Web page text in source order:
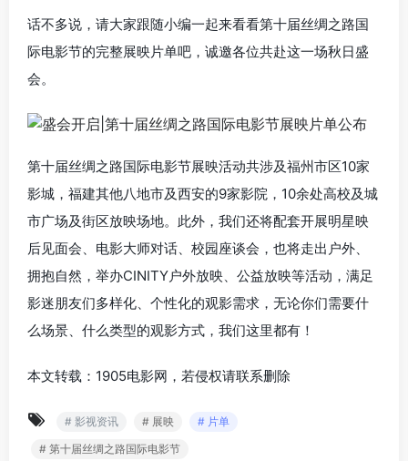
话不多说，请大家跟随小编一起来看看第十届丝绸之路国
际电影节的完整展映片单吧，诚邀各位共赴这一场秋日盛
会。
第十届丝绸之路国际电影节展映活动共涉及福州市区10家
影城，福建其他八地市及西安的9家影院，10余处高校及城
市广场及街区放映场地。此外，我们还将配套开展明星映
后见面会、电影大师对话、校园座谈会，也将走出户外、
拥抱自然，举办CINITY户外放映、公益放映等活动，满足
影迷朋友们多样化、个性化的观影需求，无论你们需要什
么场景、什么类型的观影方式，我们这里都有！
本文转载：1905电影网，若侵权请联系删除
# 影视资讯 # 展映
# 片单
# 第十届丝绸之路国际电影节